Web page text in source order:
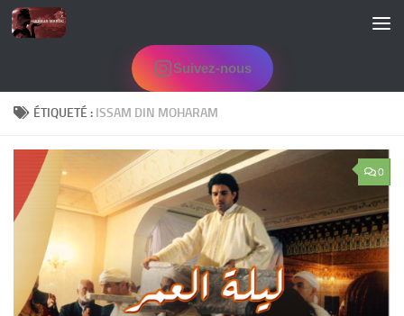
Skip to content
Suivez-nous
ÉTIQUETÉ : ISSAM DIN MOHARAM
0